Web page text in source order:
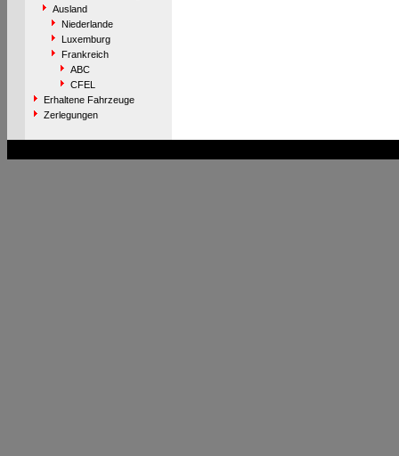
Ausland
Niederlande
Luxemburg
Frankreich
ABC
CFEL
Erhaltene Fahrzeuge
Zerlegungen